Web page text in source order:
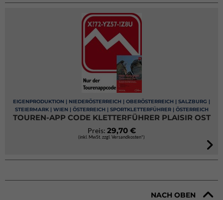
EIGENPRODUKTION | NIEDERÖSTERREICH | OBERÖSTERREICH | SALZBURG |
STEIERMARK | WIEN | ÖSTERREICH | SPORTKLETTERFÜHRER | ÖSTERREICH
TOUREN-APP CODE KLETTERFÜHRER PLAISIR OST
Preis: 29,70 €
(inkl. MwSt. zzgl. Versandkosten*)
NACH OBEN